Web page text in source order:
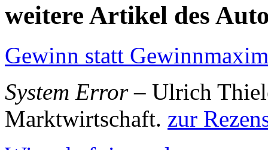
weitere Artikel des
Gewinn statt
System Error– Ulrich
Marktwirtschaft. zur